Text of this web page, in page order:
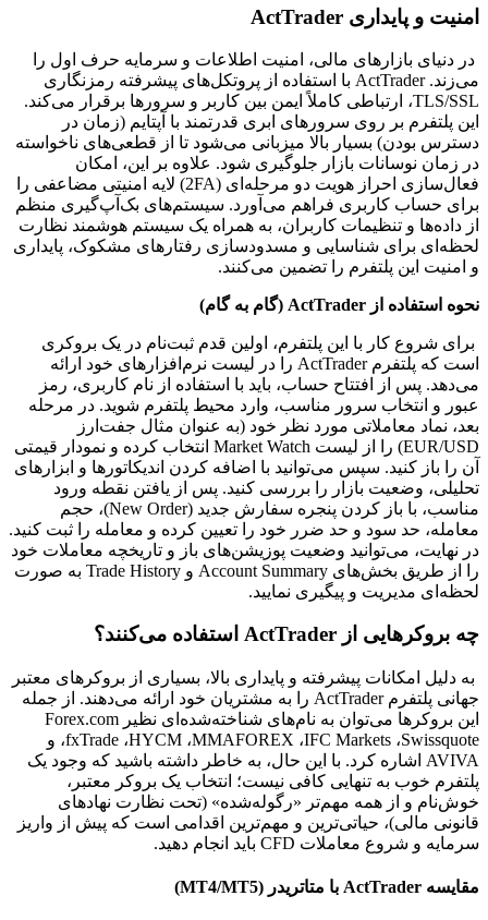
امنیت و پایداری ActTrader
در دنیای بازارهای مالی، امنیت اطلاعات و سرمایه حرف اول را
می‌زند. ActTrader با استفاده از پروتکل‌های پیشرفته رمزنگاری
TLS/SSL، ارتباطی کاملاً ایمن بین کاربر و سرورها برقرار می‌کند.
این پلتفرم بر روی سرورهای ابری قدرتمند با آپتایم (زمان در
دسترس بودن) بسیار بالا میزبانی می‌شود تا از قطعی‌های ناخواسته
در زمان نوسانات بازار جلوگیری شود. علاوه بر این، امکان
فعال‌سازی احراز هویت دو مرحله‌ای (2FA) لایه امنیتی مضاعفی را
برای حساب کاربری فراهم می‌آورد. سیستم‌های بک‌آپ‌گیری منظم
از داده‌ها و تنظیمات کاربران، به همراه یک سیستم هوشمند نظارت
لحظه‌ای برای شناسایی و مسدودسازی رفتارهای مشکوک، پایداری
و امنیت این پلتفرم را تضمین می‌کنند.
نحوه استفاده از ActTrader (گام به گام)
برای شروع کار با این پلتفرم، اولین قدم ثبت‌نام در یک بروکری
است که پلتفرم ActTrader را در لیست نرم‌افزارهای خود ارائه
می‌دهد. پس از افتتاح حساب، باید با استفاده از نام کاربری، رمز
عبور و انتخاب سرور مناسب، وارد محیط پلتفرم شوید. در مرحله
بعد، نماد معاملاتی مورد نظر خود (به عنوان مثال جفت‌ارز
EUR/USD) را از لیست Market Watch انتخاب کرده و نمودار قیمتی
آن را باز کنید. سپس می‌توانید با اضافه کردن اندیکاتورها و ابزارهای
تحلیلی، وضعیت بازار را بررسی کنید. پس از یافتن نقطه ورود
مناسب، با باز کردن پنجره سفارش جدید (New Order)، حجم
معامله، حد سود و حد ضرر خود را تعیین کرده و معامله را ثبت کنید.
در نهایت، می‌توانید وضعیت پوزیشن‌های باز و تاریخچه معاملات خود
را از طریق بخش‌های Account Summary و Trade History به صورت
لحظه‌ای مدیریت و پیگیری نمایید.
چه بروکرهایی از ActTrader استفاده می‌کنند؟
به دلیل امکانات پیشرفته و پایداری بالا، بسیاری از بروکرهای معتبر
جهانی پلتفرم ActTrader را به مشتریان خود ارائه می‌دهند. از جمله
این بروکرها می‌توان به نام‌های شناخته‌شده‌ای نظیر Forex.com
،fxTrade ،HYCM ،MMAFOREX ،IFC Markets ،Swissquote و
AVIVA اشاره کرد. با این حال، به خاطر داشته باشید که وجود یک
پلتفرم خوب به تنهایی کافی نیست؛ انتخاب یک بروکر معتبر،
خوش‌نام و از همه مهم‌تر «رگوله‌شده» (تحت نظارت نهادهای
قانونی مالی)، حیاتی‌ترین و مهم‌ترین اقدامی است که پیش از واریز
سرمایه و شروع معاملات CFD باید انجام دهید.
مقایسه ActTrader با متاتریدر (MT4/MT5)